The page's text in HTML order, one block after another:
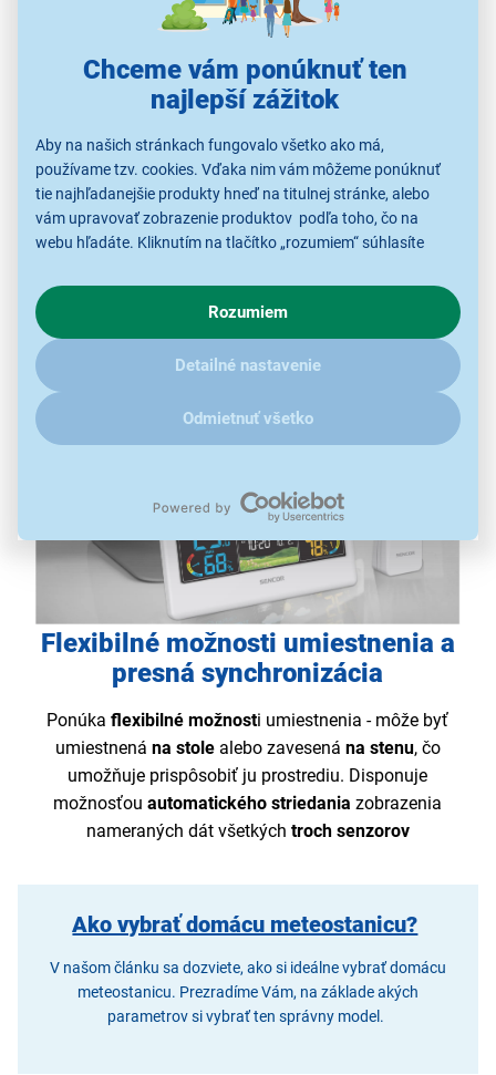
Chceme vám ponúknuť ten
najlepší zážitok
Aby na našich stránkach fungovalo všetko ako má,
používame tzv. cookies. Vďaka nim vám môžeme ponúknuť
tie najhľadanejšie produkty hneď na titulnej stránke, alebo
vám upravovať zobrazenie produktov podľa toho, čo na
webu hľadáte. Kliknutím na tlačítko „rozumiem“ súhlasíte
o chovaní na webe pre zobrazovaní cielených reklám.
V prípade že vás zaujímajú detaily, ako u nás s cookies a
ďalšími údaji pracujeme, kliknitesem.
Rozumiem
Detailné nastavenie
Odmietnuť všetko
Farebný LCD displej a bohatá
funkcionalita
Displej s ikonamipredpovede počasia umožňuje
rýchle ajednoduché čítanieaktuálnych podmienok.
Vnútorné a vonkajšie merania teploty a vlhkosti sú
vizualizované prostredníctvom ukazovateľov vývoja,
času.
Flexibilné možnosti umiestnenia a
presná synchronizácia
Ponúkaflexibilné možnosti umiestnenia - môže byť
umiestnená na stolealebo zavesená na stenu, čo
umožňuje prispôsobiť ju prostrediu. Disponuje
možnosťouautomatického striedania zobrazenia
nameraných dát všetkých troch senzorov
Ako vybrať domácu meteostanicu?
V našom článku sa dozviete, ako si ideálne vybrať domácu
meteostanicu. Prezradíme Vám, na základe akých
parametrov si vybrať ten správny model.